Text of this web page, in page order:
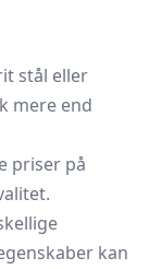
stål eller
mere end
priser på
kan